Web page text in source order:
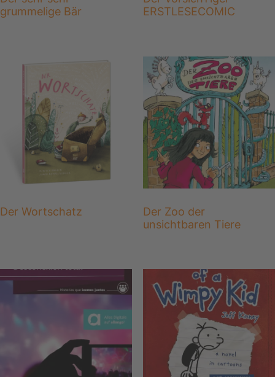
grummelige Bär
ERSTLESECOMIC
Der Wortschatz
Der Zoo der
unsichtbaren Tiere